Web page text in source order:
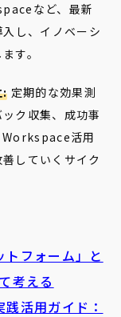
など、最新
し、イノベーシ
す。
: 定期的な効果測
ク収集、成功事
活用
していくサイク
フォーム」と
考える
活用ガイド：